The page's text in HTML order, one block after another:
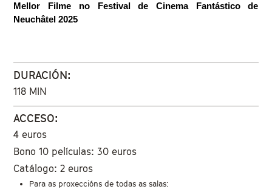
Mellor Filme no Festival de Cinema Fantástico de
Neuchâtel 2025
DURACIÓN:
118 MIN
ACCESO:
4 euros
Bono 10 películas: 30 euros
Catálogo: 2 euros
Para as proxeccións de todas as salas: